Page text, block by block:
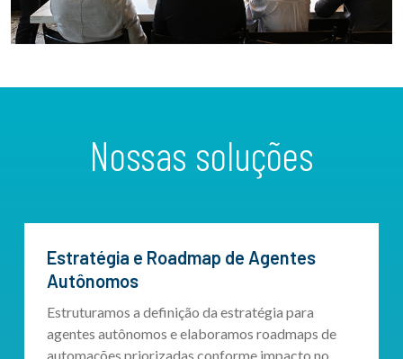
Nossas soluções
Estratégia e Roadmap de Agentes
Autônomos
Estruturamos a definição da estratégia para
agentes autônomos e elaboramos roadmaps de
automações priorizadas conforme impacto no